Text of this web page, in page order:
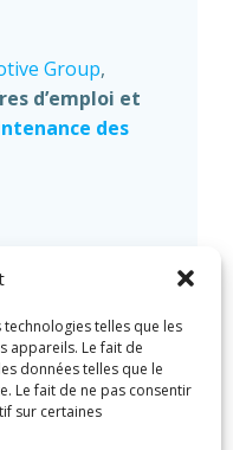
telles que les
appareils. Le fait de
données telles que le
Le fait de ne pas consentir
sur certaines
Group,
d’emploi et
des